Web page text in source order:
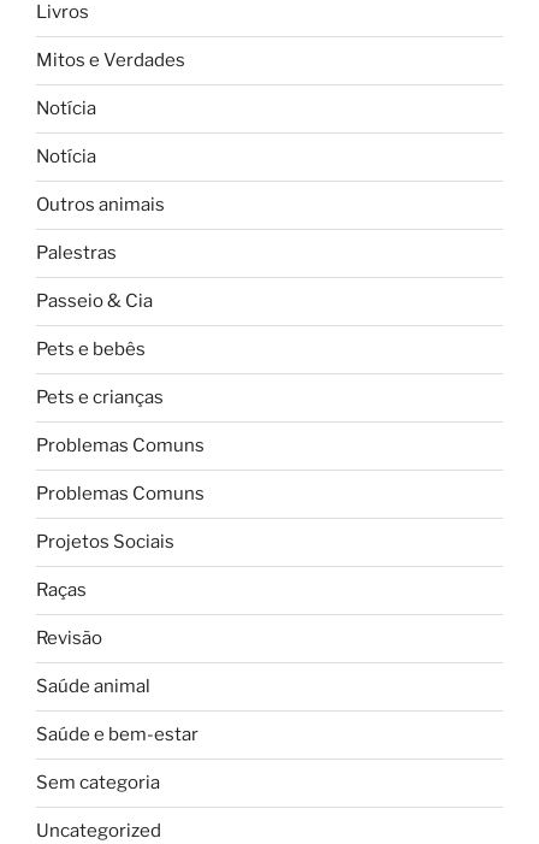
Livros
Mitos e Verdades
Notícia
Notícia
Outros animais
Palestras
Passeio & Cia
Pets e bebês
Pets e crianças
Problemas Comuns
Problemas Comuns
Projetos Sociais
Raças
Revisão
Saúde animal
Saúde e bem-estar
Sem categoria
Uncategorized